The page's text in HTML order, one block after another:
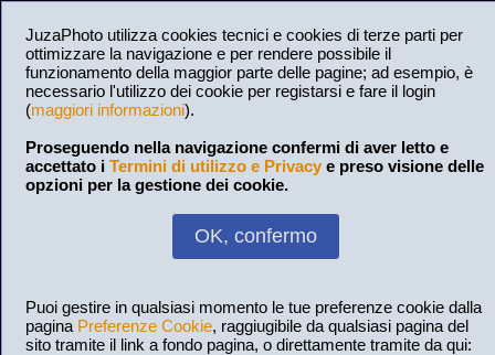
JuzaPhoto utilizza cookies tecnici e cookies di terze parti per
ottimizzare la navigazione e per rendere possibile il
funzionamento della maggior parte delle pagine; ad esempio, è
necessario l'utilizzo dei cookie per registarsi e fare il login
(maggiori informazioni).
Proseguendo nella navigazione confermi di aver letto e
accettato i Termini di utilizzo e Privacy e preso visione delle
opzioni per la gestione dei cookie.
OK, confermo
Puoi gestire in qualsiasi momento le tue preferenze cookie dalla
pagina Preferenze Cookie, raggiugibile da qualsiasi pagina del
sito tramite il link a fondo pagina, o direttamente tramite da qui: